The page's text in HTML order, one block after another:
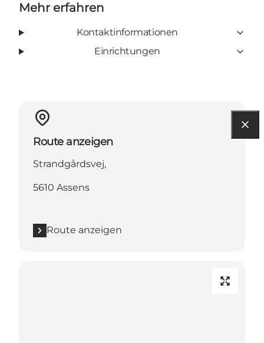
Mehr erfahren
Kontaktinformationen
Einrichtungen
Route anzeigen
Strandgårdsvej,
5610 Assens
Route anzeigen